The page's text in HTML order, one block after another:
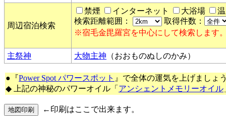
周辺宿泊検索
禁煙 インターネット 大浴場
検索距離範囲：
取得件数：
※宿毛金毘羅宮を中心にして検索します
主祭神 大物主神 （おおものぬしのかみ）
●『Power Spot パワースポット 』で全体の運気を上げましょ
◆ 上記の神秘のパワーオイル「 アンシェントメモリーオイル
←印刷はここで出来ます。